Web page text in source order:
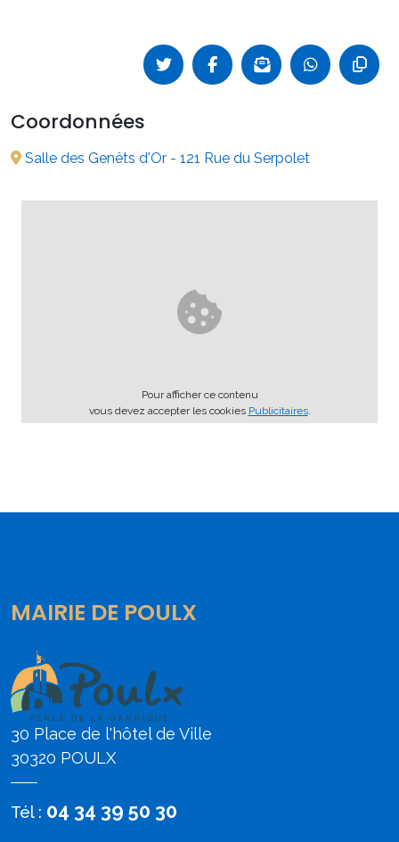
Coordonnées
Salle des Genêts d'Or - 121 Rue du Serpolet
Pour afficher ce contenu
vous devez accepter les cookies Publicitaires.
MAIRIE DE POULX
30 Place de l'hôtel de Ville
30320 POULX
Tél : 04 34 39 50 30